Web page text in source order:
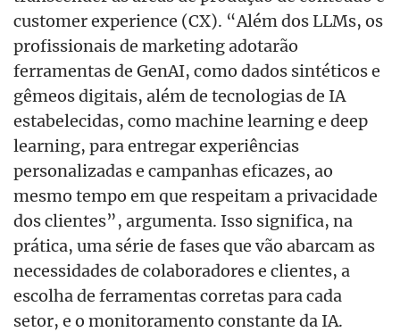
customer experience (CX). “Além dos LLMs, os
profissionais de marketing adotarão
ferramentas de GenAI, como dados sintéticos e
gêmeos digitais, além de tecnologias de IA
estabelecidas, como machine learning e deep
learning, para entregar experiências
personalizadas e campanhas eficazes, ao
mesmo tempo em que respeitam a privacidade
dos clientes”, argumenta. Isso significa, na
prática, uma série de fases que vão abarcam as
necessidades de colaboradores e clientes, a
escolha de ferramentas corretas para cada
setor, e o monitoramento constante da IA.